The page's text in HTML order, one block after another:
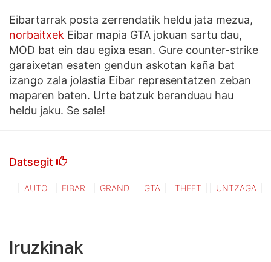
Eibartarrak posta zerrendatik heldu jata mezua,
norbaitxek Eibar mapia GTA jokuan sartu dau,
MOD bat ein dau egixa esan. Gure counter-strike
garaixetan esaten gendun askotan kaña bat
izango zala jolastia Eibar representatzen zeban
maparen baten. Urte batzuk beranduau hau
heldu jaku. Se sale!
Datsegit
AUTO EIBAR GRAND GTA THEFT UNTZAGA
Iruzkinak